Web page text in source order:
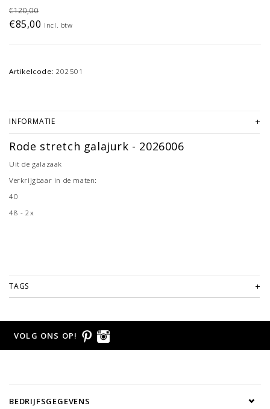
€120,00
€85,00 Incl. btw
Artikelcode: 202501
INFORMATIE
Rode stretch galajurk - 2026006
Uit de galazaak
Verkrijgbaar in de maten:
40
48 - 2x
TAGS
VOLG ONS OP!
BEDRIJFSGEGEVENS